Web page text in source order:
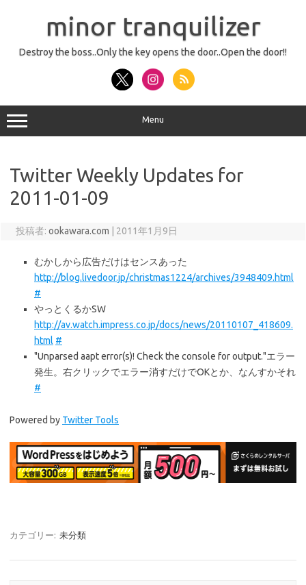
minor tranquilizer
Destroy the boss..Only the key opens the door..Open the door!!
Menu
Twitter Weekly Updates for
2011-01-09
投稿者: ookawara.com 2011年1月9日
むかしから広告だけはセンスあった
http://blog.livedoor.jp/christmas1224/archives/3948409.html
#
やっとくるかSW
http://av.watch.impress.co.jp/docs/news/20110107_418609.
html #
"Unparsed aapt error(s)! Check the console for output."エラー
発生。右クリックでエラー消すだけでOKとか、なんすかそれ
#
Powered by Twitter Tools
カテゴリー: 未分類